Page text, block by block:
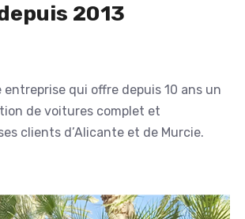
2013
entreprise qui offre depuis 10 ans un
de voitures complet et
clients d’Alicante et de Murcie.